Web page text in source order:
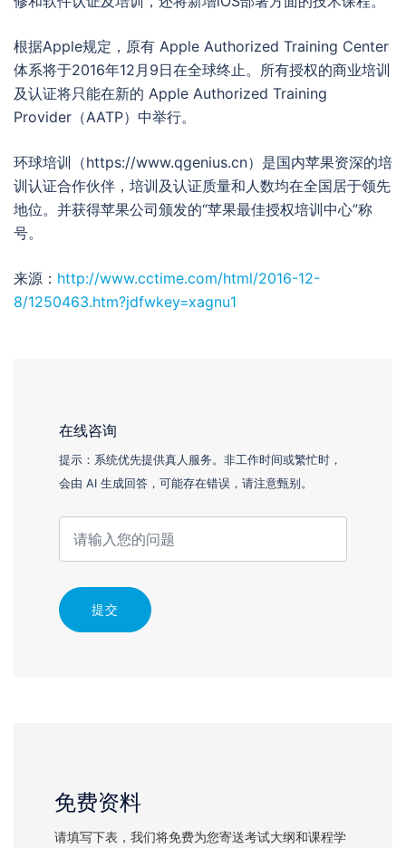
根据Apple规定，原有 Apple Authorized Training Center
体系将于2016年12月9日在全球终止。所有授权的商业培训
及认证将只能在新的 Apple Authorized Training
Provider（AATP）中举行。
环球培训（https://www.qgenius.cn）是国内苹果资深的培
训认证合作伙伴，培训及认证质量和人数均在全国居于领先
地位。并获得苹果公司颁发的“苹果最佳授权培训中心”称
号。
来源： http://www.cctime.com/html/2016-12-
8/1250463.htm?jdfwkey=xagnu1
在线咨询
提示：系统优先提供真人服务。非工作时间或繁忙时，
会由 AI 生成回答，可能存在错误，请注意甄别。
提交
免费资料
请填写下表，我们将免费为您寄送考试大纲和课程学